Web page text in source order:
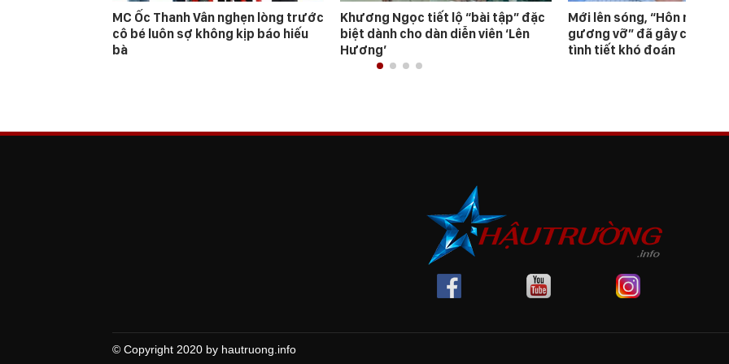
MC Ốc Thanh Vân nghẹn lòng trước
cô bé luôn sợ không kịp báo hiếu
bà
Khương Ngọc tiết lộ “bài tập” đặc
biệt dành cho dàn diễn viên ‘Lên
Hương’
Mới lên sóng, “Hôn nhân
gương vỡ” đã gây chú ý
tình tiết khó đoán
© Copyright 2020 by hautruong.info